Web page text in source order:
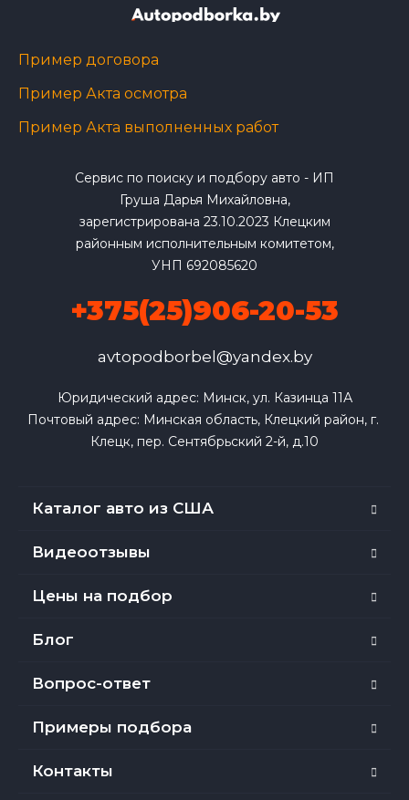
Пример договора
Пример Акта осмотра
Пример Акта выполненных работ
Сервис по поиску и подбору авто - ИП
Груша Дарья Михайловна,
зарегистрирована 23.10.2023 Клецким
районным исполнительным комитетом,
УНП 692085620
+375(25)906-20-53
avtopodborbel@yandex.by
Юридический адрес: Минск, ул. Казинца 11А
Почтовый адрес: Минская область, Клецкий район, г.
Клецк, пер. Сентябрьский 2-й, д.10
Каталог авто из США
Видеоотзывы
Цены на подбор
Блог
Вопрос-ответ
Примеры подбора
Контакты